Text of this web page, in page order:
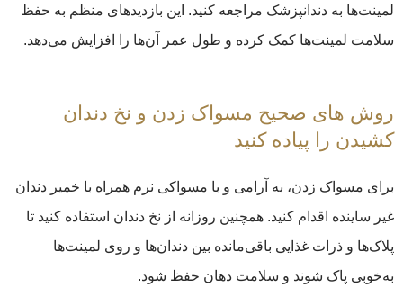
لمینت‌ها به دندانپزشک مراجعه کنید. این بازدیدهای منظم به حفظ
سلامت لمینت‌ها کمک کرده و طول عمر آن‌ها را افزایش می‌دهد.
روش های صحیح مسواک زدن و نخ دندان
کشیدن را پیاده کنید
برای مسواک زدن، به آرامی و با مسواکی نرم همراه با خمیر دندان
غیر ساینده اقدام کنید. همچنین روزانه از نخ دندان استفاده کنید تا
پلاک‌ها و ذرات غذایی باقی‌مانده بین دندان‌ها و روی لمینت‌ها
به‌خوبی پاک شوند و سلامت دهان حفظ شود.